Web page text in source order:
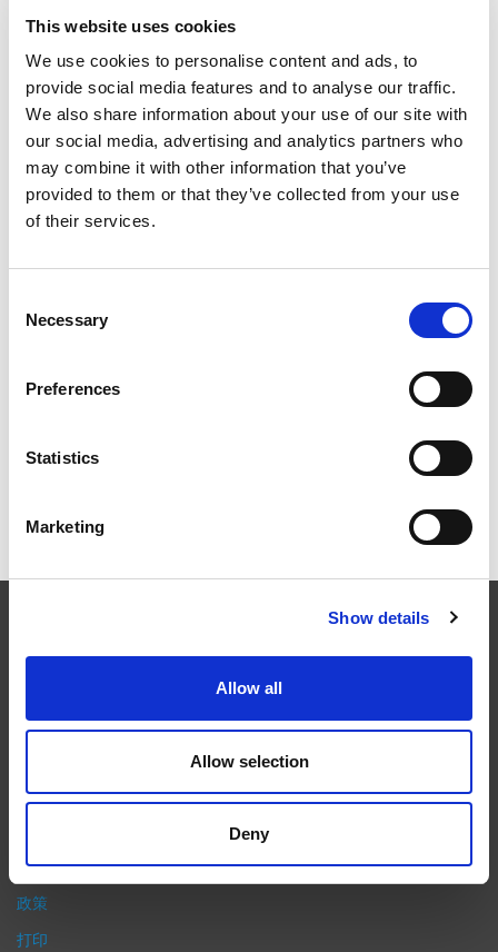
This website uses cookies
We use cookies to personalise content and ads, to
provide social media features and to analyse our traffic.
We also share information about your use of our site with
our social media, advertising and analytics partners who
may combine it with other information that you’ve
provided to them or that they’ve collected from your use
of their services.
Selection
Necessary
Preferences
Statistics
Marketing
Show details
Allow all
Allow selection
Deny
EXTRUDE HONE 如何重新定义一级方程式赛车的性能极
限
EXTRUSAX 如何利用磨粒流加工 (AFM) 技术提升铝型材
挤压性能
ICAM 25：涡轮机械更锐利的边缘，更强劲的引擎
产品性能等级的精致度十分关键。我们的机床采用完整的加工方法
（加工时间仅占其他方法所需时间的一小部分）来提高成品轮廓的
工解决方案系列可以触及您看不到的零件表面，并且对其进行成型
加工和完善，从而提供可以衡量改善程度的业绩。
隐私政策
政策
打印